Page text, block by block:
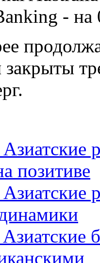
-
Азиатские
позитиве
Азиатские
Азиатские